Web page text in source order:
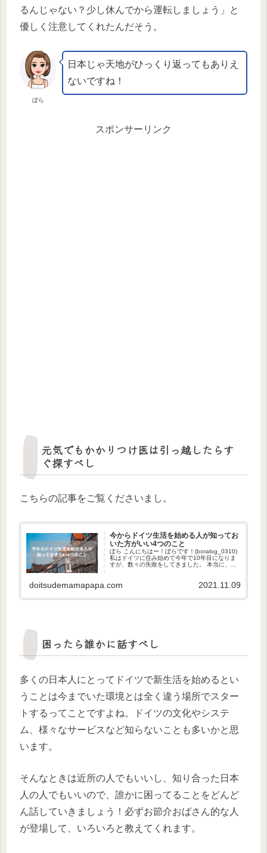
るんじゃない？少し休んでから運転しましょう」と
優しく注意してくれたんだそう。
ぼら
日本じゃ天地がひっくり返ってもありえ
ないですね！
スポンサーリンク
元気でもかかりつけ医は引っ越したらす
ぐ探すべし
こちらの記事をご覧くださいまし。
今からドイツ生活を始める人が知ってお
いた方がいい4つのこと
ぼら こんにちはー！ぼらです！(boralog_0310)
私はドイツに住み始めて今年で10年目になりま
すが、数々の失敗をしてきました。 本当に、本
み始...
doitsudemamapapa.com 2021.11.09
困ったら誰かに話すべし
多くの日本人にとってドイツで新生活を始めるとい
うことは今までいた環境とは全く違う場所でスター
トするってことですよね。ドイツの文化やシステ
ム、様々なサービスなど知らないことも多いかと思
います。
そんなときは近所の人でもいいし、知り合った日本
人の人でもいいので、誰かに困ってることをどんど
ん話していきましょう！必ずお節介おばさん的な人
が登場して、いろいろと教えてくれます。